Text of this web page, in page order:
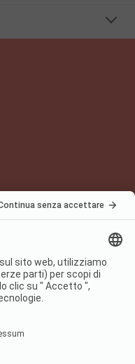
Condizioni d'uso